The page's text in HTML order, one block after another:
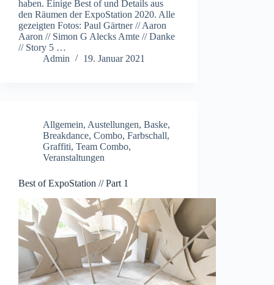
haben. Einige Best of und Details aus
den Räumen der ExpoStation 2020. Alle
gezeigten Fotos: Paul Gärtner // Aaron
Aaron // Simon G Alecks Amte // Danke
// Story 5 …
Admin
19. Januar 2021
Allgemein, Austellungen, Baske,
Breakdance, Combo, Farbschall,
Graffiti, Team Combo,
Veranstaltungen
Best of ExpoStation // Part 1